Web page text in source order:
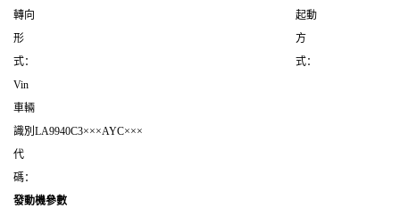
轉向
形
式：
起動
方
式：
Vin
車輛
識別
代
碼：
LA9940C3×××AYC×××
發動機參數